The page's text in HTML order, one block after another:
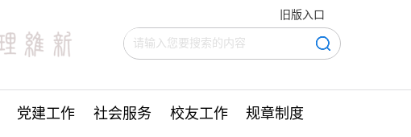
旧版入口
党建工作 社会服务 校友工作 规章制度